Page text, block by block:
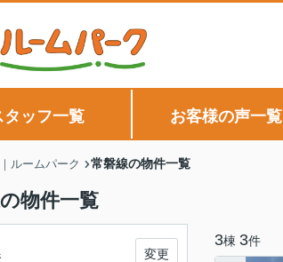
タッフ一覧 お客様の声一覧
ルームパーク 常磐線の物件一覧
物件一覧
3棟 3件
変更